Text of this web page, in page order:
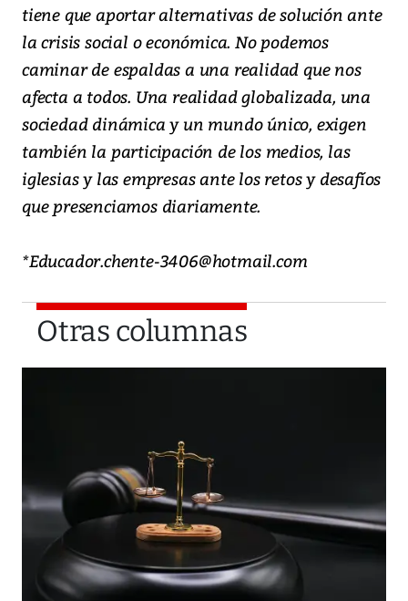
tiene que aportar alternativas de solución ante
la crisis social o económica. No podemos
caminar de espaldas a una realidad que nos
afecta a todos. Una realidad globalizada, una
sociedad dinámica y un mundo único, exigen
también la participación de los medios, las
iglesias y las empresas ante los retos y desafíos
que presenciamos diariamente.
*Educador.chente-3406@hotmail.com
Otras columnas